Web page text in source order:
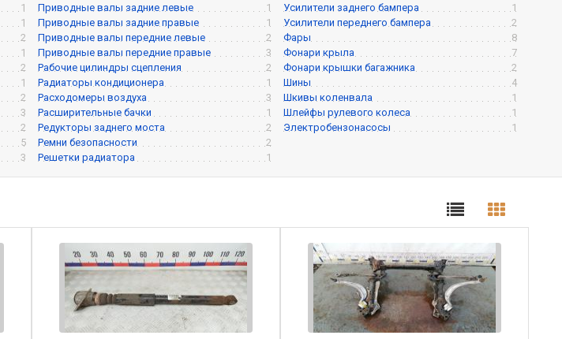
1
1
2
1
2
1
2
3
2
5
3
Приводные валы задние левые
1
Приводные валы задние правые
1
Приводные валы передние левые
2
Приводные валы передние правые
3
Рабочие цилиндры сцепления
2
Радиаторы кондиционера
1
Расходомеры воздуха
3
Расширительные бачки
1
Редукторы заднего моста
2
Ремни безопасности
2
Решетки радиатора
1
Усилители заднего бампера
1
Усилители переднего бампера
2
Фары
8
Фонари крыла
7
Фонари крышки багажника
2
Шины
4
Шкивы коленвала
1
Шлейфы рулевого колеса
1
Электробензонасосы
1